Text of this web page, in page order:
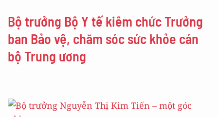
Bộ trưởng Bộ Y tế kiêm chức Trưởng
ban Bảo vệ, chăm sóc sức khỏe cán
bộ Trung ương